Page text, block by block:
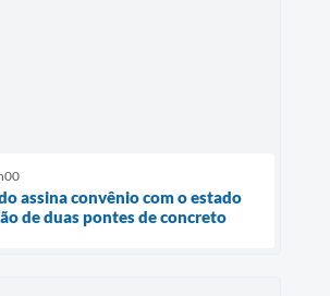
assina convênio com o estado
de duas pontes de concreto